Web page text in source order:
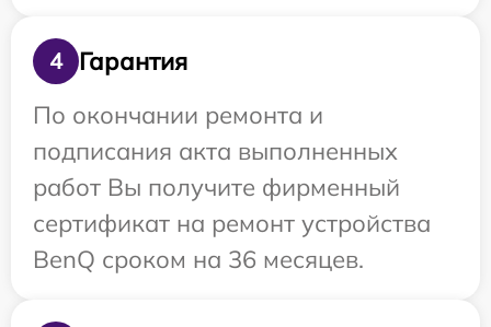
4
Гарантия
По окончании ремонта и
подписания акта выполненных
работ Вы получите фирменный
сертификат на ремонт устройства
BenQ сроком на 36 месяцев.